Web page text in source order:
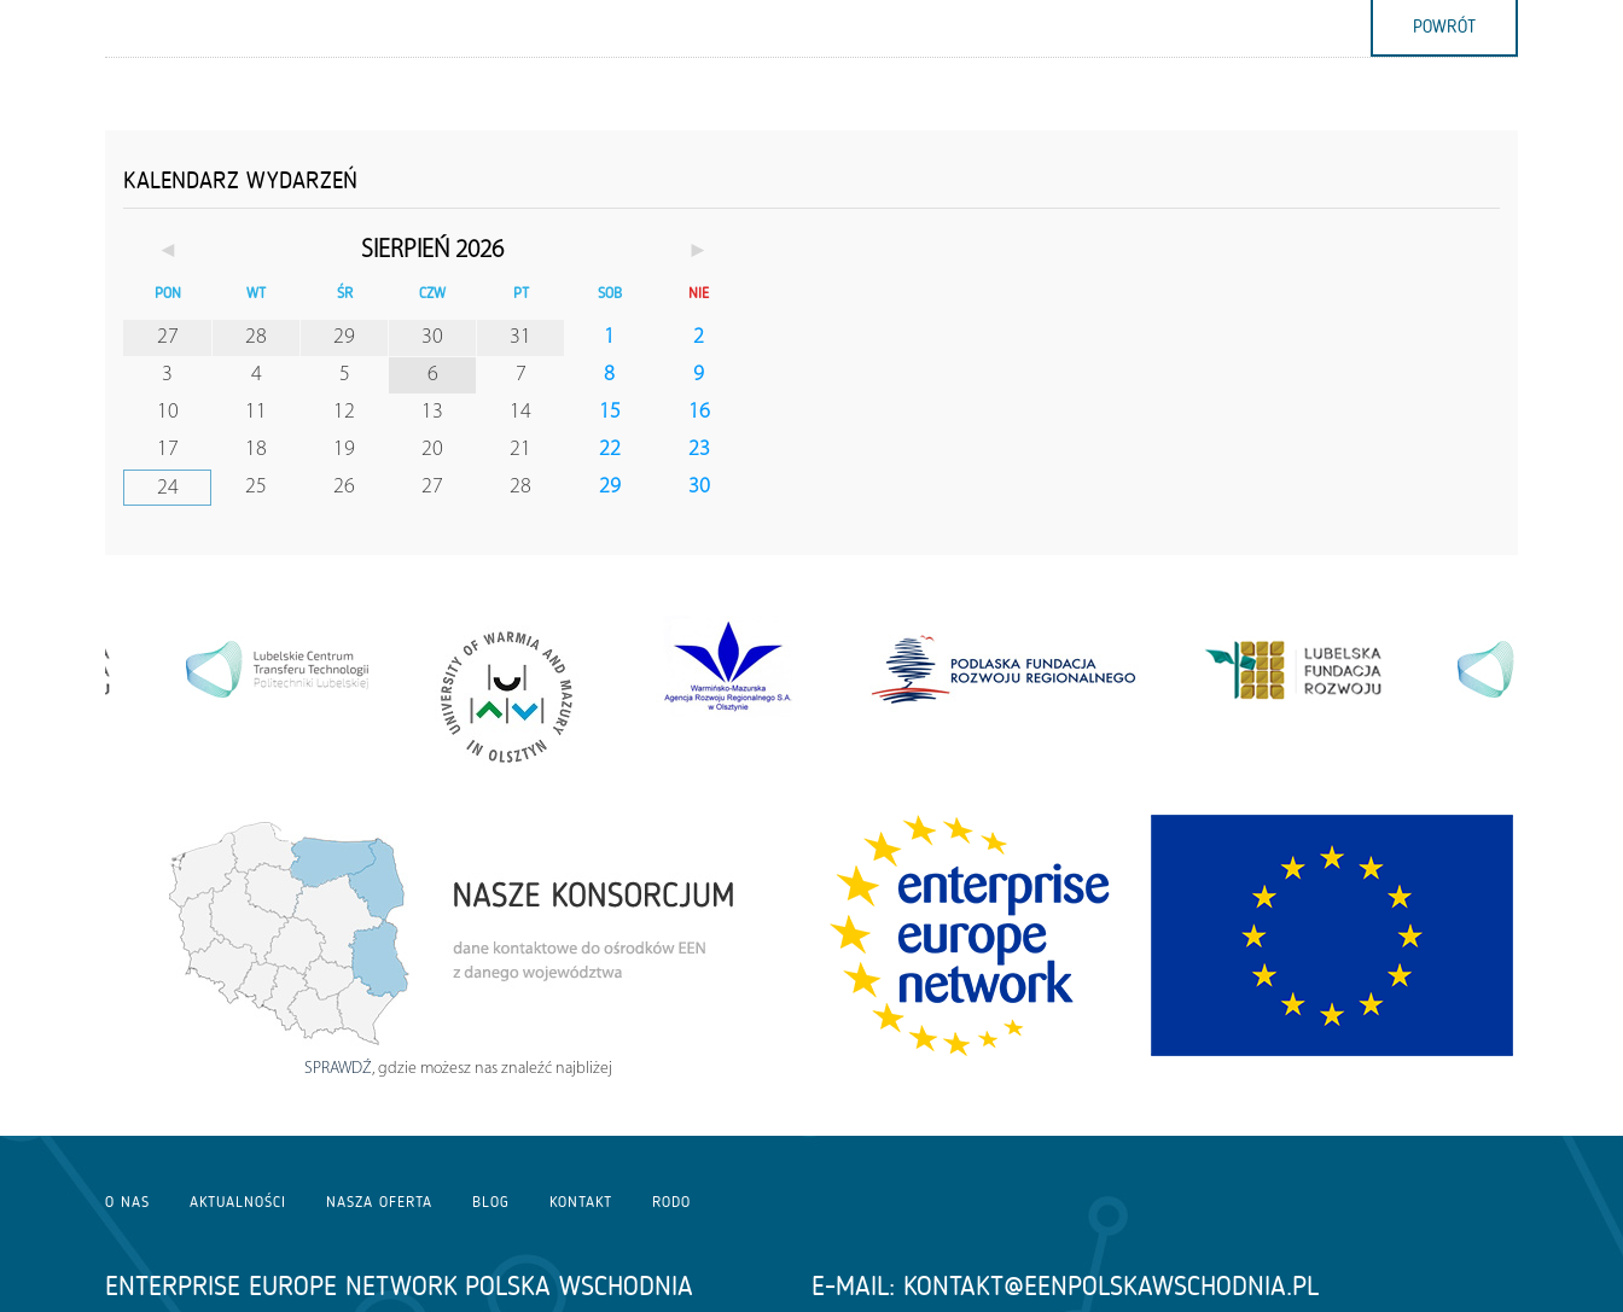
POWRÓT
KALENDARZ WYDARZEŃ
◄ SIERPIEŃ 2026 ►
PON WT ŚR CZW PT SOB NIE
27 28 29 30 31 1
2
3
4 5 6 7 8
9
10
11 12 13 14 15
16
17
18 19 20 21 22
23
24
25 26 27 28 29 30
SPRAWDŹ, gdzie możesz nas znaleźć najbliżej
O NAS AKTUALNOŚCI NASZA OFERTA BLOG KONTAKT RODO
ENTERPRISE EUROPE NETWORK POLSKA WSCHODNIA E-MAIL: KONTAKT@EENPOLSKAWSCHODNIA.PL